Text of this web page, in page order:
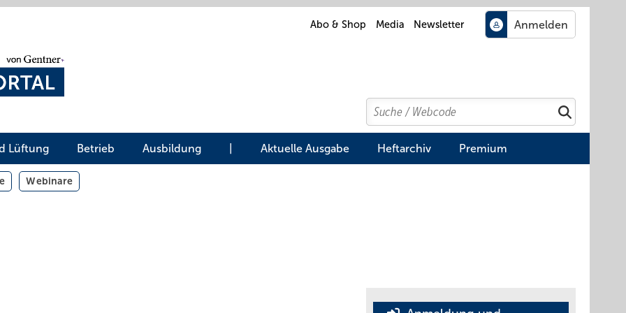
Abo & Shop Media Newsletter
Search
Suchen
Lüftung Betrieb Ausbildung Aktuelle Ausgabe Heftarchiv Premium
Webinare